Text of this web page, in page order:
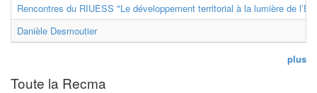
Rencontres du RIUESS "Le développement territorial à la lumière de
Danièle Desmoutier
plus
Toute la Recma